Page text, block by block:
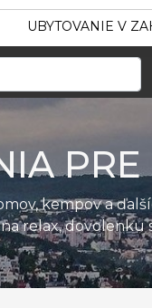
UBYTOVANIE V
kempov a
relax,